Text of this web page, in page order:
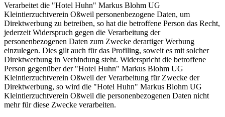
Verarbeitet die "Hotel Huhn" Markus Blohm UG
Kleintierzuchtverein Oßweil personenbezogene Daten, um
Direktwerbung zu betreiben, so hat die betroffene Person das Recht,
jederzeit Widerspruch gegen die Verarbeitung der
personenbezogenen Daten zum Zwecke derartiger Werbung
einzulegen. Dies gilt auch für das Profiling, soweit es mit solcher
Direktwerbung in Verbindung steht. Widerspricht die betroffene
Person gegenüber der "Hotel Huhn" Markus Blohm UG
Kleintierzuchtverein Oßweil der Verarbeitung für Zwecke der
Direktwerbung, so wird die "Hotel Huhn" Markus Blohm UG
Kleintierzuchtverein Oßweil die personenbezogenen Daten nicht
mehr für diese Zwecke verarbeiten.